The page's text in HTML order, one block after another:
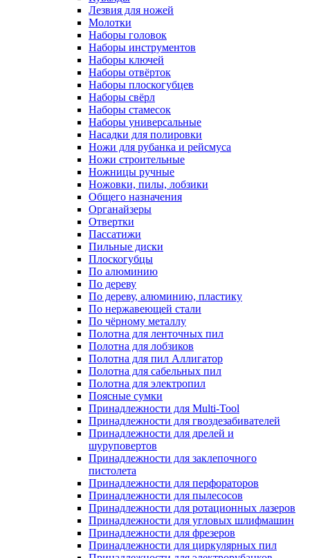
Лезвия для ножей
Молотки
Наборы головок
Наборы инструментов
Наборы ключей
Наборы отвёрток
Наборы плоскогубцев
Наборы свёрл
Наборы стамесок
Наборы универсальные
Насадки для полировки
Ножи для рубанка и рейсмуса
Ножи строительные
Ножницы ручные
Ножовки, пилы, лобзики
Общего назначения
Органайзеры
Отвертки
Пассатижи
Пильные диски
Плоскогубцы
По алюминию
По дереву
По дереву, алюминию, пластику
По нержавеющей стали
По чёрному металлу
Полотна для ленточных пил
Полотна для лобзиков
Полотна для пил Аллигатор
Полотна для сабельных пил
Полотна для электропил
Поясные сумки
Принадлежности для Multi-Tool
Принадлежности для гвоздезабивателей
Принадлежности для дрелей и
шуруповертов
Принадлежности для заклепочного
пистолета
Принадлежности для перфораторов
Принадлежности для пылесосов
Принадлежности для ротационных лазеров
Принадлежности для угловых шлифмашин
Принадлежности для фрезеров
Принадлежности для циркулярных пил